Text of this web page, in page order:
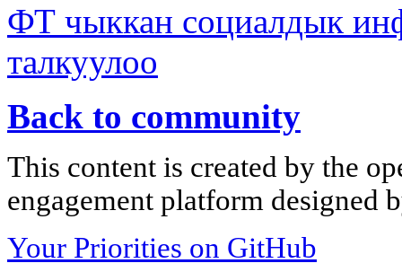
ФТ чыккан социалдык
талкуулоо
Back to community
This content is created by the
engagement platform designed
Your Priorities on GitHub